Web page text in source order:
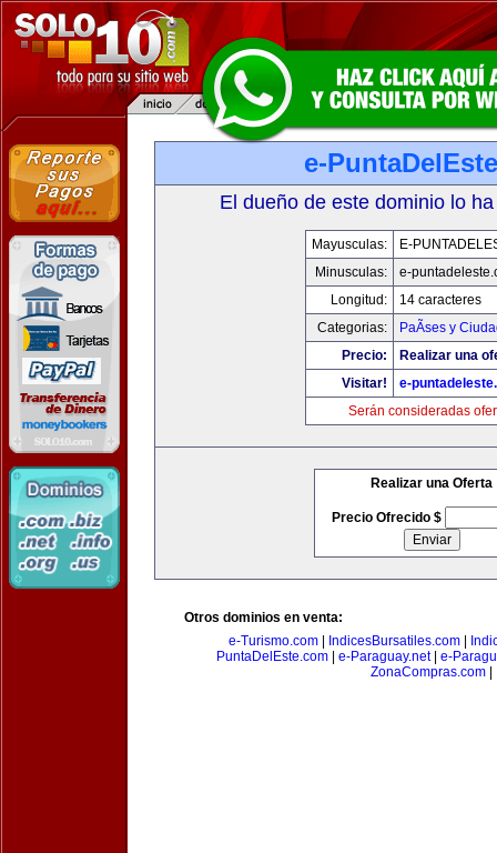
e-
El dueño de este dominio lo
Mayusculas:
E-
Minusculas:
e-
Longitud:
14 caracteres
Categorias:
PaÃ­ses y
Precio:
Realizar una
Visitar!
e-
Serán consideradas
Realizar una Oferta
Precio Ofrecido $
Otros dominios en venta:
e-Turismo.com| IndicesBursatiles.com|
PuntaDelEste.com| e-Paraguay.net| e-
ZonaCompras.com